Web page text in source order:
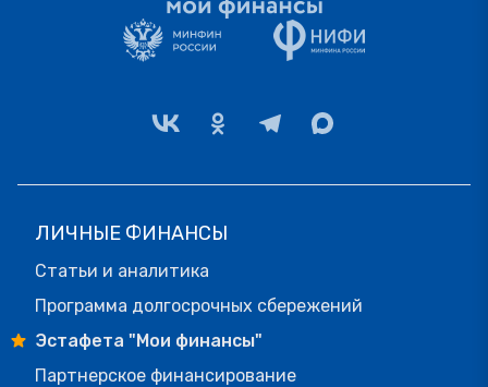
ЛИЧНЫЕ ФИНАНСЫ
Статьи и аналитика
Программа долгосрочных сбережений
Эстафета "Мои финансы"
Партнерское финансирование